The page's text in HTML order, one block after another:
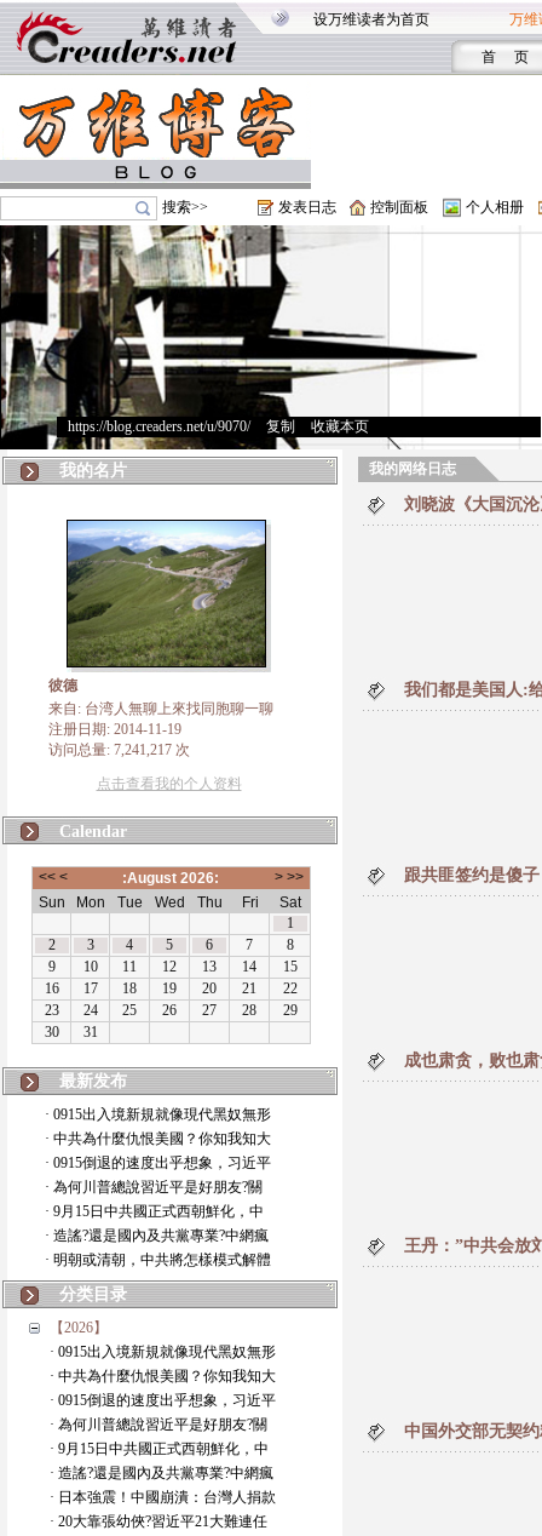
设万维读者为首页 万维
首 页
搜索>> 发表日志 控制面板 个人相册
https://blog.creaders.net/u/9070/> 复制 收藏本页
我的名片
彼德
来自: 台湾人無聊上來找同胞聊一聊
注册日期: 2014-11-19
访问总量: 7,241,217 次
点击查看我的个人资料
Calendar
最新发布
· 0915出入境新規就像現代黑奴無形
· 中共為什麼仇恨美國？你知我知大
· 0915倒退的速度出乎想象，习近平
· 為何川普總說習近平是好朋友?關
· 9月15日中共國正式西朝鮮化，中
· 造謠?還是國內及共黨專業?中網瘋
· 明朝或清朝，中共將怎樣模式解體
分类目录
【2026】
· 0915出入境新規就像現代黑奴無形
· 中共為什麼仇恨美國？你知我知大
· 0915倒退的速度出乎想象，习近平
· 為何川普總說習近平是好朋友?關
· 9月15日中共國正式西朝鮮化，中
· 造謠?還是國內及共黨專業?中網瘋
· 日本強震！中國崩潰：台灣人捐款
· 20大靠張幼俠?習近平21大難連任
我的网络日志
刘晓波《大国沉
我们都是美国人:
跟共匪签约是傻
成也肃贪，败也
王丹：”中共会放
中国外交部无契